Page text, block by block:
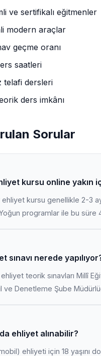
ve sertifikalı eğitmenler
modern araçlar
geçme oranı
saatleri
telafi dersleri
ders imkânı
Sorular
kursu online yakın
kursu genellikle 2-3
programlar ile bu süre
sınavı nerede
teorik sınavları Millî
ve Denetleme Şube
ehliyet alınabilir?
ehliyeti için 18